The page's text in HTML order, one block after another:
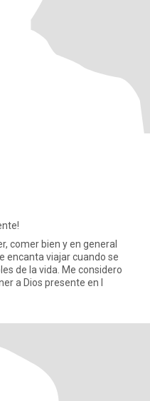
comer bien y en general
encanta viajar cuando se
de la vida. Me considero
a Dios presente en l